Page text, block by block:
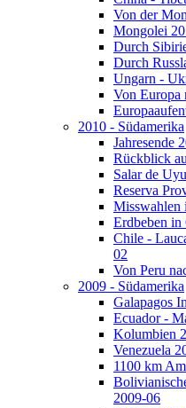
Von der
Mongolei
Durch
Durch
Ungarn -
Von Europa
2010 - Südamerika
Jahresende
Rückblick
Salar de
Reserva
Misswahlen
Erdbeben
Chile -
02
Von Peru
2009 - Südamerika
Galapagos
Ecuador -
Kolumbien
Venezuela
1100 km
2009-06